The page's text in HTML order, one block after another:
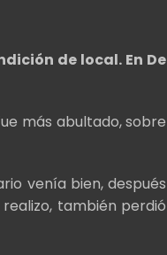
de local. En De
más abultado, sobre
venía bien, después
también perdió